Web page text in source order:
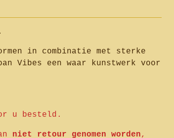
in combinatie met sterke
Vibes een waar kunstwerk voor
u besteld.
niet retour genomen worden,